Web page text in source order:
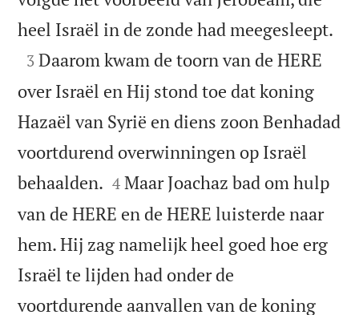
heel Israël in de zonde had meegesleept.

3 Daarom kwam de toorn van de HERE
over Israël en Hij stond toe dat koning
Hazaël van Syrië en diens zoon Benhadad
voortdurend overwinningen op Israël
behaalden. 

4 Maar Joachaz bad om hulp
van de HERE en de HERE luisterde naar
hem. Hij zag namelijk heel goed hoe erg
Israël te lijden had onder de
voortdurende aanvallen van de koning